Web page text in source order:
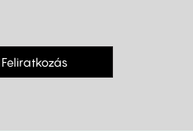
Feliratkozás